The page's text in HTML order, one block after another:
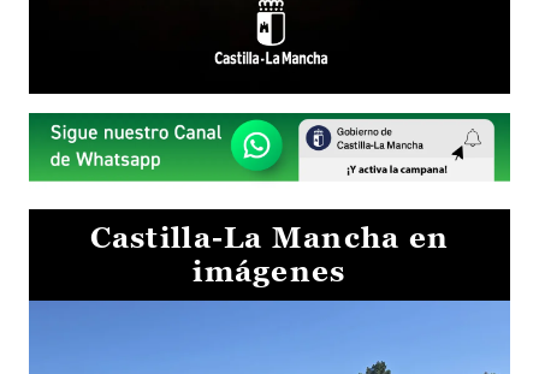
Castilla-La Mancha en
imágenes